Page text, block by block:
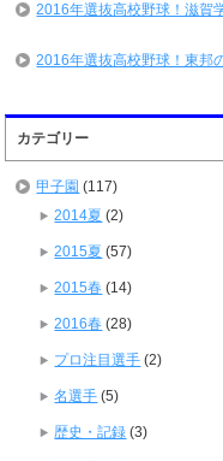
2016年選抜高校野球！滋賀
2016年選抜高校野球！東邦
カテゴリー
甲子園 (117)
2014夏 (2)
2015夏 (57)
2015春 (14)
2016春 (28)
プロ注目選手 (2)
名選手 (5)
歴史・記録 (3)